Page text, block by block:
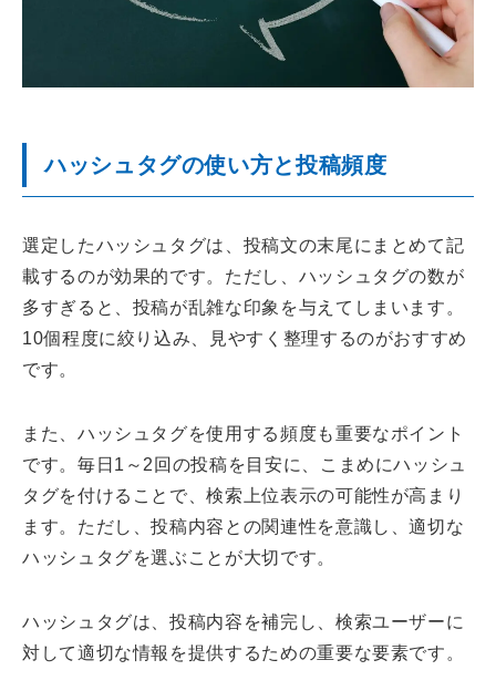
ハッシュタグの使い方と投稿頻度
選定したハッシュタグは、投稿文の末尾にまとめて記
載するのが効果的です。ただし、ハッシュタグの数が
多すぎると、投稿が乱雑な印象を与えてしまいます。
10個程度に絞り込み、見やすく整理するのがおすすめ
です。
また、ハッシュタグを使用する頻度も重要なポイント
です。毎日1～2回の投稿を目安に、こまめにハッシュ
タグを付けることで、検索上位表示の可能性が高まり
ます。ただし、投稿内容との関連性を意識し、適切な
ハッシュタグを選ぶことが大切です。
ハッシュタグは、投稿内容を補完し、検索ユーザーに
対して適切な情報を提供するための重要な要素です。